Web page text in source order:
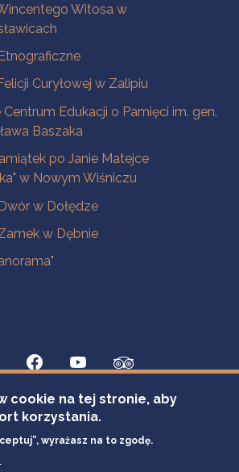
Witosa w
Curyłowej w Zalipiu
Edukacji o Pamięci im. gen.
Baszaka
po Janie Matejce
w Nowym Wiśniczu
w Dołędze
w Dębnie
cookie na tej stronie, aby
korzystania.
wyrażasz na to zgodę.